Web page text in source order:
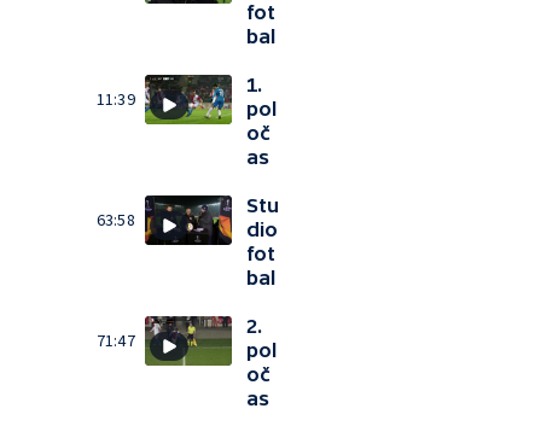
fot
bal
11:39
1.
pol
oč
as
63:58
Stu
dio
fot
bal
71:47
2.
pol
oč
as